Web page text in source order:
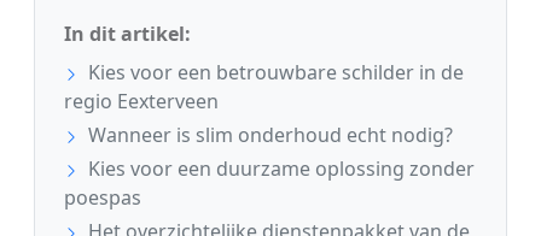
In dit artikel:
Kies voor een betrouwbare schilder in de
regio Eexterveen
Wanneer is slim onderhoud echt nodig?
Kies voor een duurzame oplossing zonder
poespas